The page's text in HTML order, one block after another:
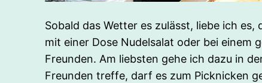
Sobald das Wetter es zulässt, liebe ich es,
mit einer Dose Nudelsalat oder bei einem
Freunden. Am liebsten gehe ich dazu in
Freunden treffe, darf es zum Picknicken